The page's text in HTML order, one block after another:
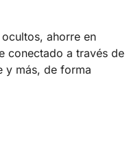
ahorre en
conectado a través de
y más, de forma